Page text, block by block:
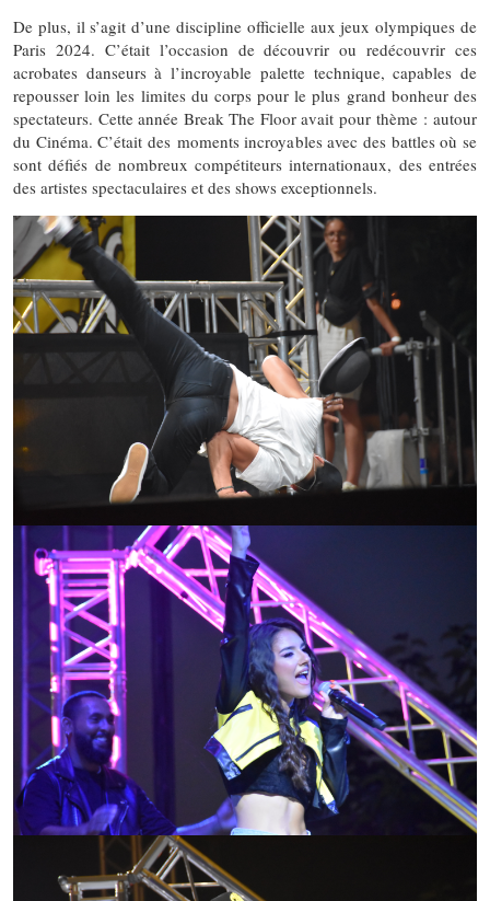
De plus, il s’agit d’une discipline officielle aux jeux olympiques de
Paris 2024. C’était l’occasion de découvrir ou redécouvrir ces
acrobates danseurs à l’incroyable palette technique, capables de
repousser loin les limites du corps pour le plus grand bonheur des
spectateurs. Cette année Break The Floor avait pour thème : autour
du Cinéma. C’était des moments incroyables avec des battles où se
sont défiés de nombreux compétiteurs internationaux, des entrées
des artistes spectaculaires et des shows exceptionnels.